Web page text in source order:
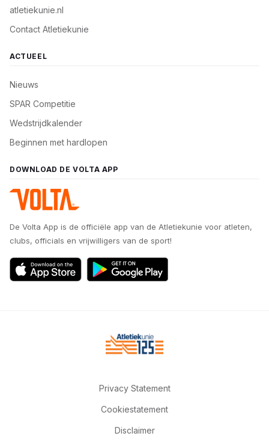
atletiekunie.nl
Contact Atletiekunie
ACTUEEL
Nieuws
SPAR Competitie
Wedstrijdkalender
Beginnen met hardlopen
DOWNLOAD DE VOLTA APP
De Volta App is de officiële app van de Atletiekunie voor atleten,
clubs, officials en vrijwilligers van de sport!
Privacy Statement
Cookiestatement
Disclaimer